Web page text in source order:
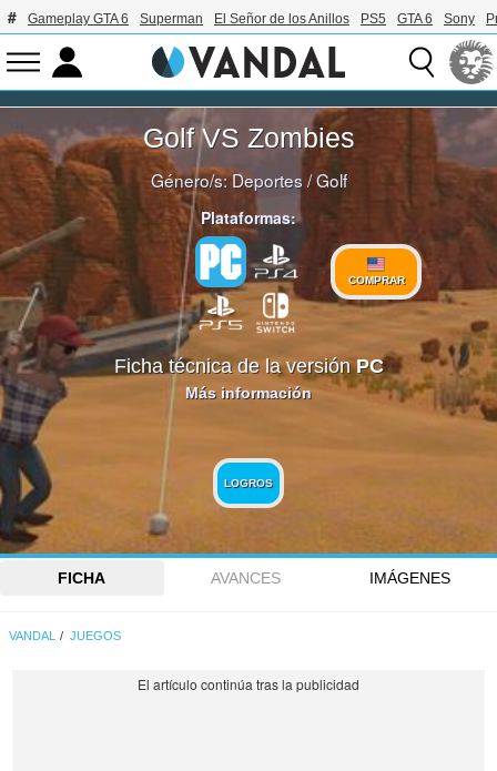
Gameplay GTA 6 Superman El Señor de los Anillos PS5 GTA 6 Sony
Golf VS Zombies
Género/s:Deportes/Golf
Plataformas:
COMPRAR
Ficha técnica de la versiónPC
Más información
LOGROS
FICHA AVANCES IMÁGENES
VANDAL JUEGOS